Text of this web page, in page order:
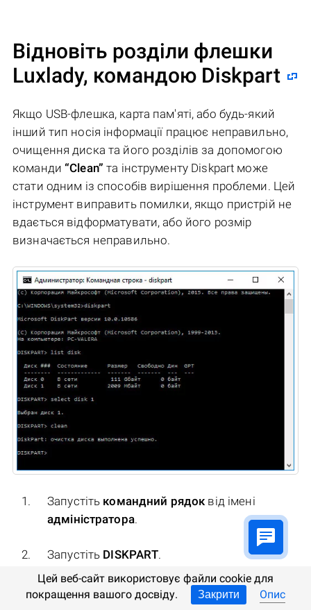
Відновіть розділи флешки
Luxlady, командою Diskpart
Якщо USB-флешка, карта пам'яті, або будь-який
інший тип носія інформації працює неправильно,
очищення диска та його розділів за допомогою
команди “Clean” та інструменту Diskpart може
стати одним із способів вирішення проблеми. Цей
інструмент виправить помилки, якщо пристрій не
вдається відформатувати, або його розмір
визначається неправильно.
Запустіть командний рядок від імені
адміністратора.
Запустіть DISKPART.
Відобразіть список дисків за допомогою
Цей веб-сайт використовує файли cookie для
покращення вашого досвіду.
Закрити Опис